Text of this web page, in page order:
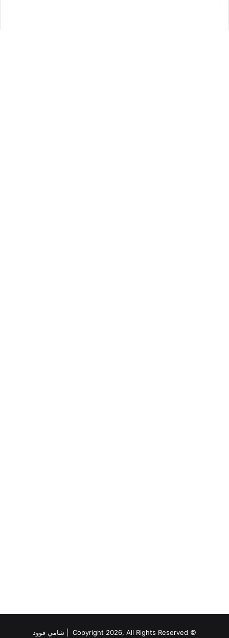
© Copyright 2026, All Rights Reserved | شامي فوود